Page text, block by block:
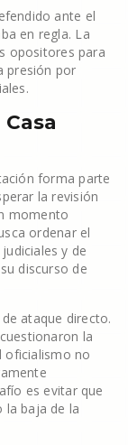
ante el
en regla. La
opositores para
presión por
forma parte
la revisión
momento
ordenar el
y de
discurso de
ataque directo.
la
oficialismo no
es evitar que
la baja de la